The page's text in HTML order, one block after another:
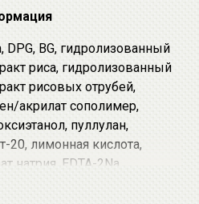
и светящейся
тщательно отобранного
в районе Сасаяма,
родниковой воды.
использовать
ухода за лицом и телом.
DPG, BG, гидролизованный
риса, гидролизованный
рисовых отрубей,
акрилат сополимер,
пуллулан,
20, лимонная кислота,
натрия, EDTA-2Na,